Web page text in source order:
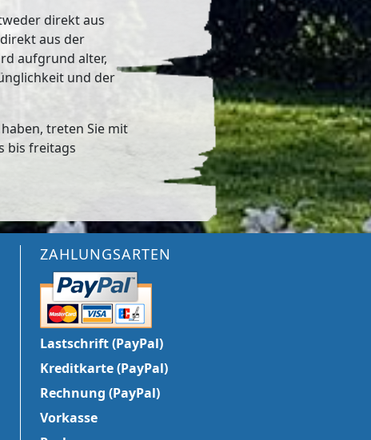
direkt aus
aus der
aufgrund alter,
und der
treten Sie mit
bis freitags
ZAHLUNGSARTEN
Lastschrift (PayPal)
Kreditkarte (PayPal)
Rechnung (PayPal)
Vorkasse